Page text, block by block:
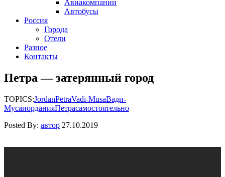
Авиакомпании
Автобусы
Россия
Города
Отели
Разное
Контакты
Петра — затерянный город
TOPICS:JordanPetraVadi-MusaВади-
МусаиорданияПетрасамостоятельно
Posted By: автор 27.10.2019